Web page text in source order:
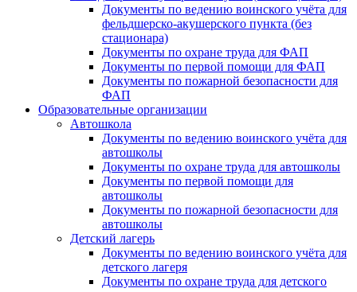
Документы по ведению воинского учёта для
фельдшерско-акушерского пункта (без
стационара)
Документы по охране труда для ФАП
Документы по первой помощи для ФАП
Документы по пожарной безопасности для
ФАП
Образовательные организации
Автошкола
Документы по ведению воинского учёта для
автошколы
Документы по охране труда для автошколы
Документы по первой помощи для
автошколы
Документы по пожарной безопасности для
автошколы
Детский лагерь
Документы по ведению воинского учёта для
детского лагеря
Документы по охране труда для детского